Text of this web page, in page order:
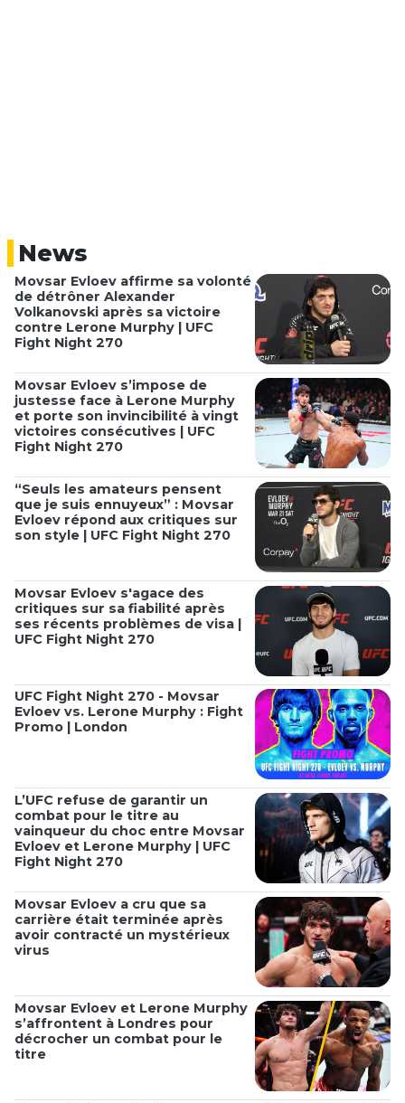
News
Movsar Evloev affirme sa volonté
de détrôner Alexander
Volkanovski après sa victoire
contre Lerone Murphy | UFC
Fight Night 270
Movsar Evloev s’impose de
justesse face à Lerone Murphy
et porte son invincibilité à vingt
victoires consécutives | UFC
Fight Night 270
“Seuls les amateurs pensent
que je suis ennuyeux” : Movsar
Evloev répond aux critiques sur
son style | UFC Fight Night 270
Movsar Evloev s'agace des
critiques sur sa fiabilité après
ses récents problèmes de visa |
UFC Fight Night 270
UFC Fight Night 270 - Movsar
Evloev vs. Lerone Murphy : Fight
Promo | London
L’UFC refuse de garantir un
combat pour le titre au
vainqueur du choc entre Movsar
Evloev et Lerone Murphy | UFC
Fight Night 270
Movsar Evloev a cru que sa
carrière était terminée après
avoir contracté un mystérieux
virus
Movsar Evloev et Lerone Murphy
s’affrontent à Londres pour
décrocher un combat pour le
titre